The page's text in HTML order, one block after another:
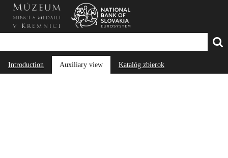
Introduction Auxiliary view Katalóg zbierok